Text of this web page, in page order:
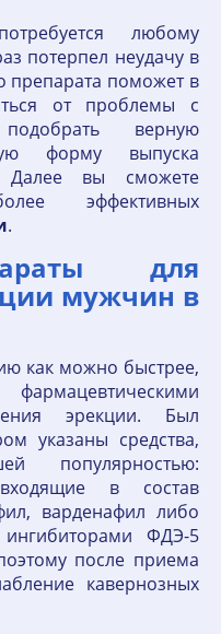
любому
потерпел неудачу в
препарата поможет в
от проблемы с
верную
форму выпуска
Далее вы сможете
эффективных
.
для
мужчин в
как можно быстрее,
эрекции. Был
указаны средства,
популярностью:
в состав
варденафил либо
ФДЭ-5
после приема
кавернозных